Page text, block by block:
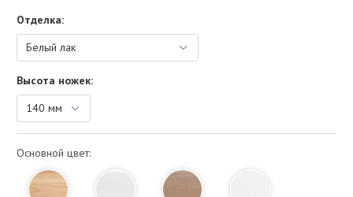
Отделка:
Высота ножек:
Основной цвет: